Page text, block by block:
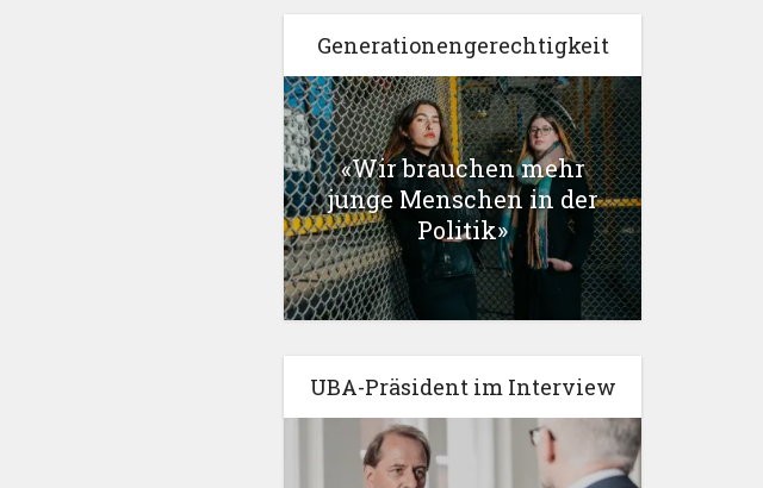
Generationengerechtigkeit
«Wir brauchen mehr
junge Menschen in der
Politik»
UBA-Präsident im Interview